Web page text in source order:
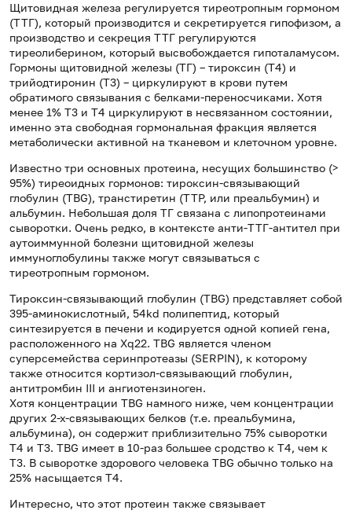
Щитовидная железа регулируется тиреотропным гормоном
(ТТГ), который производится и секретируется гипофизом, а
производство и секреция ТТГ регулируются
тиреолиберином, который высвобождается гипоталамусом.
Гормоны щитовидной железы (ТГ) – тироксин (Т4) и
трийодтиронин (Т3) – циркулируют в крови путем
обратимого связывания с белками-переносчиками. Хотя
менее 1% T3 и T4 циркулируют в несвязанном состоянии,
именно эта свободная гормональная фракция является
метаболически активной на тканевом и клеточном уровне.
Известно три основных протеина, несущих большинство (>
95%) тиреоидных гормонов: тироксин-связывающий
глобулин (TBG), транстиретин (ТТР, или преальбумин) и
альбумин. Небольшая доля ТГ связана с липопротеинами
сыворотки. Очень редко, в контексте анти-ТТГ-антител при
аутоиммунной болезни щитовидной железы
иммуноглобулины также могут связываться с
тиреотропным гормоном.
Тироксин-связывающий глобулин (TBG) представляет собой
395-аминокислотный, 54kd полипептид, который
синтезируется в печени и кодируется одной копией гена,
расположенного на Xq22. TBG является членом
суперсемейства серинпротеазы (SERPIN), к которому
также относится кортизол-связывающий глобулин,
антитромбин III и ангиотензиноген.
Хотя концентрации TBG намного ниже, чем концентрации
других 2-х-связывающих белков (т.е. преальбумина,
альбумина), он содержит приблизительно 75% сыворотки
Т4 и Т3. TBG имеет в 10-раз большее сродство к T4, чем к
T3. В сыворотке здорового человека TBG обычно только на
25% насыщается Т4.
Интересно, что этот протеин также связывает